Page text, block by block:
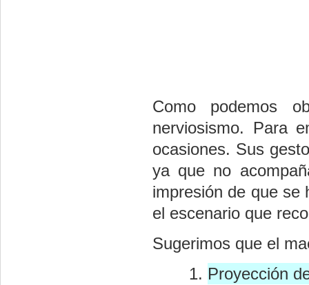
Como podemos
nerviosismo. Para
ocasiones. Sus
ya que no
impresión de que se
el escenario que
Sugerimos que el
Proyección